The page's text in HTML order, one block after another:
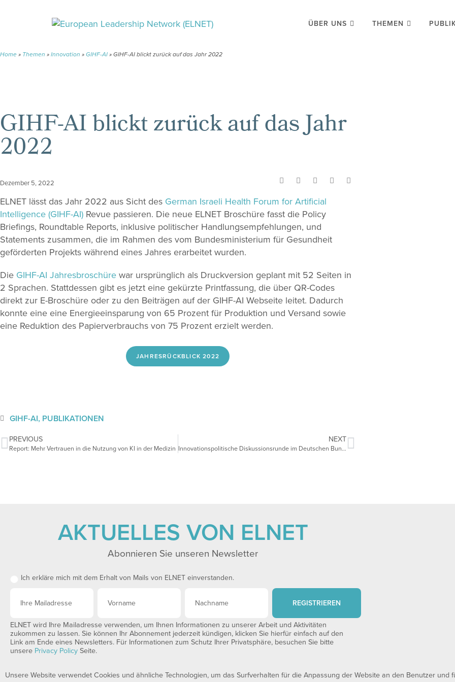
ÜBER UNS THEMEN
Home » Themen » Innovation » GIHF-AI » GIHF-AI blickt zurück auf das Jahr 2022
GIHF-AI blickt zurück auf das Jahr
2022
Dezember 5, 2022
ELNET lässt das Jahr 2022 aus Sicht des German Israeli Health Forum for Artificial
Intelligence (GIHF-AI) Revue passieren. Die neue ELNET Broschüre fasst die Policy
Briefings, Roundtable Reports, inklusive politischer Handlungsempfehlungen, und
Statements zusammen, die im Rahmen des vom Bundesministerium für Gesundheit
geförderten Projekts während eines Jahres erarbeitet wurden.
Die GIHF-AI Jahresbroschüre war ursprünglich als Druckversion geplant mit 52 Seiten in
2 Sprachen. Stattdessen gibt es jetzt eine gekürzte Printfassung, die über QR-Codes
direkt zur E-Broschüre oder zu den Beiträgen auf der GIHF-AI Webseite leitet. Dadurch
konnte eine eine Energieeinsparung von 65 Prozent für Produktion und Versand sowie
eine Reduktion des Papierverbrauchs von 75 Prozent erzielt werden.
JAHRESRÜCKBLICK 2022
GIHF-AI, PUBLIKATIONEN
PREVIOUS
Report: Mehr Vertrauen in die Nutzung von KI in der Medizin
NEXT
Innovationspolitische Diskussionsrunde im Deutschen Bundestag
AKTUELLES VON ELNET
Abonnieren Sie unseren Newsletter
Ich erkläre mich mit dem Erhalt von Mails von ELNET einverstanden.
REGISTRIEREN
ELNET wird Ihre Mailadresse verwenden, um Ihnen Informationen zu unserer Arbeit und Aktivitäten
zukommen zu lassen. Sie können Ihr Abonnement jederzeit kündigen, klicken Sie hierfür einfach auf den
Link am Ende eines Newsletters. Für Informationen zum Schutz Ihrer Privatsphäre, besuchen Sie bitte
unsere Privacy Policy Seite.
Unsere Website verwendet Cookies und ähnliche Technologien, um das Surfverhalten für die Anpassung der Website an den Benutzer und